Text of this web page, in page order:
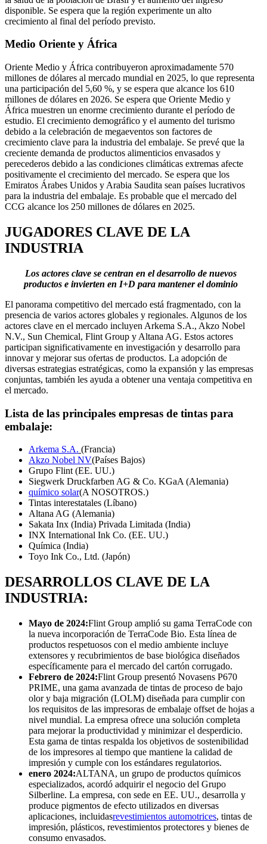
disponible. Se espera que la región experimente un alto
crecimiento al final del período previsto.
Medio Oriente y África
Oriente Medio y África contribuyeron aproximadamente 570
millones de dólares al mercado mundial en 2025, lo que representa
una participación del 5,60 %, y se espera que alcance los 610
millones de dólares en 2026. Se espera que Oriente Medio y
África muestren un enorme crecimiento durante el período de
estudio. El crecimiento demográfico y el aumento del turismo
debido a la celebración de megaeventos son factores de
crecimiento clave para la industria del embalaje. Se prevé que la
creciente demanda de productos alimenticios envasados ​​y
perecederos debido a las condiciones climáticas extremas afecte
positivamente el crecimiento del mercado. Se espera que los
Emiratos Árabes Unidos y Arabia Saudita sean países lucrativos
para la industria del embalaje. Es probable que el mercado del
CCG alcance los 250 millones de dólares en 2025.
JUGADORES CLAVE DE LA
INDUSTRIA
Los actores clave se centran en el desarrollo de nuevos
productos e invierten en I+D para mantener el dominio
El panorama competitivo del mercado está fragmentado, con la
presencia de varios actores globales y regionales. Algunos de los
actores clave en el mercado incluyen Arkema S.A., Akzo Nobel
N.V., Sun Chemical, Flint Group y Altana AG. Estos actores
participan significativamente en investigación y desarrollo para
innovar y mejorar sus ofertas de productos. La adopción de
diversas estrategias estratégicas, como la expansión y las empresas
conjuntas, también les ayuda a obtener una ventaja competitiva en
el mercado.
Lista de las principales empresas de tintas para
embalaje:
Arkema S.A. (Francia)
Akzo Nobel NV(Países Bajos)
Grupo Flint (EE. UU.)
Siegwerk Druckfarben AG & Co. KGaA (Alemania)
químico solar(A NOSOTROS.)
Tintas interestatales (Líbano)
Altana AG (Alemania)
Sakata Inx (India) Privada Limitada (India)
INX International Ink Co. (EE. UU.)
Química (India)
Toyo Ink Co., Ltd. (Japón)
DESARROLLOS CLAVE DE LA
INDUSTRIA:
Mayo de 2024:Flint Group amplió su gama TerraCode con
la nueva incorporación de TerraCode Bio. Esta línea de
productos respetuosos con el medio ambiente incluye
extensores y recubrimientos de base biológica diseñados
específicamente para el mercado del cartón corrugado.
Febrero de 2024:Flint Group presentó Novasens P670
PRIME, una gama avanzada de tintas de proceso de bajo
olor y baja migración (LOLM) diseñada para cumplir con
los requisitos de las impresoras de embalaje offset de hojas a
nivel mundial. La empresa ofrece una solución completa
para mejorar la productividad y minimizar el desperdicio.
Esta gama de tintas respalda los objetivos de sostenibilidad
de los impresores al tiempo que mantiene la calidad de
impresión y cumple con los estándares regulatorios.
enero 2024:ALTANA, un grupo de productos químicos
especializados, acordó adquirir el negocio del Grupo
Silberline. La empresa, con sede en EE. UU., desarrolla y
produce pigmentos de efecto utilizados en diversas
aplicaciones, incluidasrevestimientos automotrices, tintas de
impresión, plásticos, revestimientos protectores y bienes de
consumo envasados.